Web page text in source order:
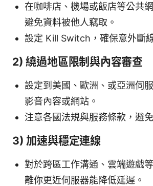
在咖啡店、機場或飯店等公共
避免資料被他人竊取。
設定 Kill Switch，確保意外斷
2) 繞過地區限制與內容審查
設定到美國、歐洲、或亞洲伺
影音內容或網站。
注意各國法規與服務條款，避
3) 加速與穩定連線
對於跨區工作溝通、雲端遊戲
離你更近伺服器能降低延遲。